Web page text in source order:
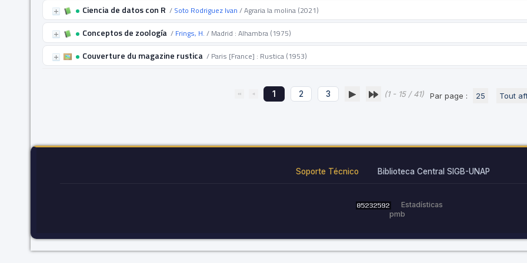
Ciencia de datos con R / Soto Rodriguez Ivan / Agraria la molina (2021)
Conceptos de zoología / Frings, H. / Madrid : Alhambra (1975)
Couverture du magazine rustica / Paris [France] : Rustica (1953)
1 2 3 (1 - 15 / 41) Par page : 25 Tout
Soporte Técnico Biblioteca Central SIGB-UNAP
Estadísticas
pmb